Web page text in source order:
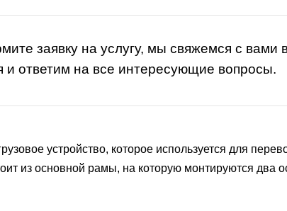
заявку на услугу, мы свяжемся с вами
и ответим на все интересующие вопросы.
устройство, которое используется для
из основной рамы, на которую монтируются два